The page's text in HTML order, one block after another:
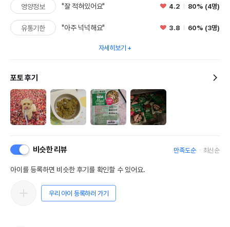
영양정보 "잘 적혀있어요" 4.2 80% (4명)
유통기한 "아주 넉넉해요" 3.8 60% (3명)
자세히보기
포토 후기
비슷한 리뷰 만족도순 최신순
아이를 등록하면 비슷한 후기를 확인할 수 있어요.
우리 아이 등록하러 가기